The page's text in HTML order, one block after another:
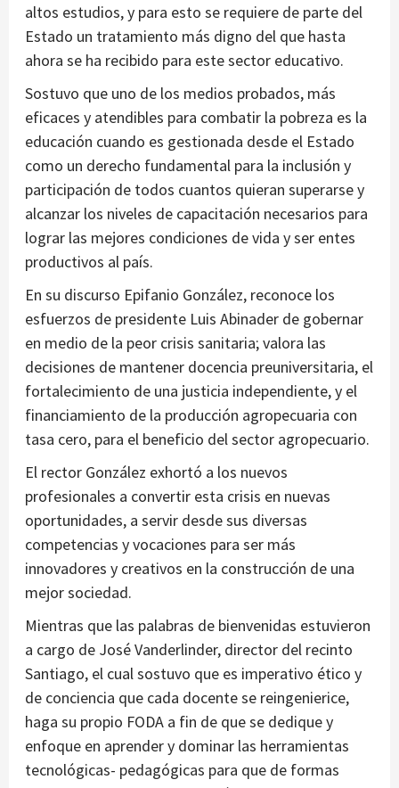
altos estudios, y para esto se requiere de parte del
Estado un tratamiento más digno del que hasta
ahora se ha recibido para este sector educativo.
Sostuvo que uno de los medios probados, más
eficaces y atendibles para combatir la pobreza es la
educación cuando es gestionada desde el Estado
como un derecho fundamental para la inclusión y
participación de todos cuantos quieran superarse y
alcanzar los niveles de capacitación necesarios para
lograr las mejores condiciones de vida y ser entes
productivos al país.
En su discurso Epifanio González, reconoce los
esfuerzos de presidente Luis Abinader de gobernar
en medio de la peor crisis sanitaria; valora las
decisiones de mantener docencia preuniversitaria, el
fortalecimiento de una justicia independiente, y el
financiamiento de la producción agropecuaria con
tasa cero, para el beneficio del sector agropecuario.
El rector González exhortó a los nuevos
profesionales a convertir esta crisis en nuevas
oportunidades, a servir desde sus diversas
competencias y vocaciones para ser más
innovadores y creativos en la construcción de una
mejor sociedad.
Mientras que las palabras de bienvenidas estuvieron
a cargo de José Vanderlinder, director del recinto
Santiago, el cual sostuvo que es imperativo ético y
de conciencia que cada docente se reingenierice,
haga su propio FODA a fin de que se dedique y
enfoque en aprender y dominar las herramientas
tecnológicas- pedagógicas para que de formas